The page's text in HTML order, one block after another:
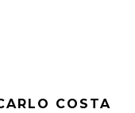
COSTA